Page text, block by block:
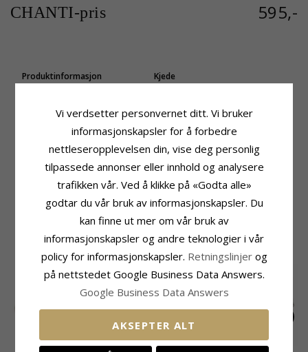
CHANTI-pris 595,-
Produktinformasjon
Armbånd
Kjede
Lengde: 20 cm
6
Sliping:Cabochonslipt
Grønn
Leveringstid
Leveringstid:Ca. 5-10 Hverdager
KATEGORIEN
SALE 15%
Vi verdsetter personvernet ditt. Vi bruker
informasjonskapsler for å forbedre
nettleseropplevelsen din, vise deg personlig
tilpassede annonser eller innhold og analysere
trafikken vår. Ved å klikke på «Godta alle»
godtar du vår bruk av informasjonskapsler. Du
kan finne ut mer om vår bruk av
informasjonskapsler og andre teknologier i vår
policy for informasjonskapsler. Retningslinjer og
på nettstedet Google Business Data Answers.
Google Business Data Answers
AKSEPTER ALT